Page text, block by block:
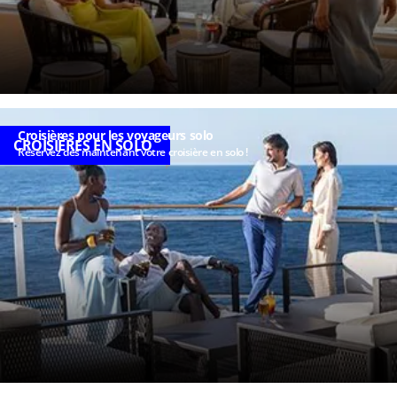
CROISIÈRES EN SOLO
Croisières pour les voyageurs solo
Réservez dès maintenant votre croisière en solo !